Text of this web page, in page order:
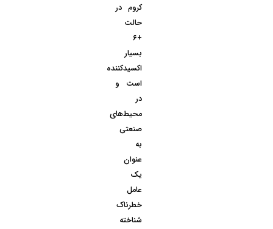
کروم در
حالت
+۶
بسیار
اکسیدکننده
است و
در
محیط‌های
صنعتی
به
عنوان
یک
عامل
خطرناک
شناخته